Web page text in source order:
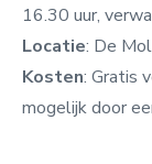
16.30 uur,
Locatie: De
Kosten: Gratis
mogelijk door